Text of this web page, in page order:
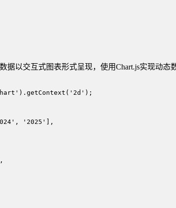
据以交互式图表形式呈现，使用Chart.js实现动态
chart').getContext('2d');
'2025'],